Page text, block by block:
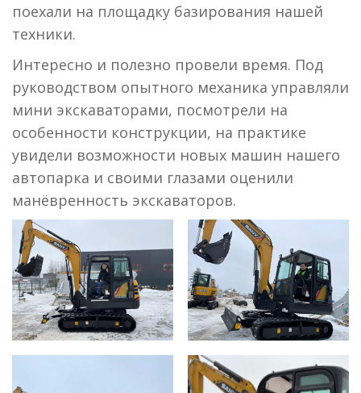
поехали на площадку базирования нашей
техники.
Интересно и полезно провели время. Под
руководством опытного механика управляли
мини экскаваторами, посмотрели на
особенности конструкции, на практике
увидели возможности новых машин нашего
автопарка и своими глазами оценили
манёвренность экскаваторов.